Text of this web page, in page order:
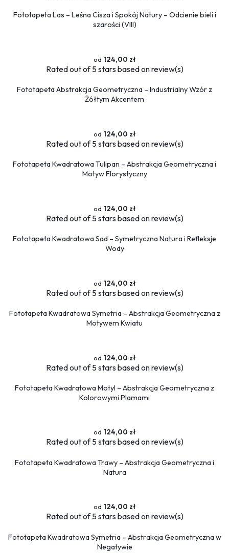
Flamingi
Religijne
Fototapeta Las – Leśna Cisza i Spokój Natury – Odcienie bieli i
szarości (VIII)
124,00 zł
Ratedout of 5 stars based onreview(s)
Fototapeta Abstrakcja Geometryczna – Industrialny Wzór z
Żółtym Akcentem
124,00 zł
Ratedout of 5 stars based onreview(s)
Fototapeta Kwadratowa Tulipan – Abstrakcja Geometryczna i
Motyw Florystyczny
124,00 zł
Ratedout of 5 stars based onreview(s)
Fototapeta Kwadratowa Sad – Symetryczna Natura i Refleksje
Wody
124,00 zł
Ratedout of 5 stars based onreview(s)
Fototapeta Kwadratowa Symetria – Abstrakcja Geometryczna z
Motywem Kwiatu
124,00 zł
Ratedout of 5 stars based onreview(s)
Fototapeta Kwadratowa Motyl – Abstrakcja Geometryczna z
Kolorowymi Plamami
124,00 zł
Ratedout of 5 stars based onreview(s)
Fototapeta Kwadratowa Trawy – Abstrakcja Geometryczna i
Natura
124,00 zł
Ratedout of 5 stars based onreview(s)
Fototapeta Kwadratowa Symetria – Abstrakcja Geometryczna w
Negatywie